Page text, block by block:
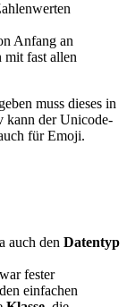
Anfang an
mit fast allen
muss dieses in
kann der Unicode-
für Emoji.
auch den Datentyp
fester
einfachen